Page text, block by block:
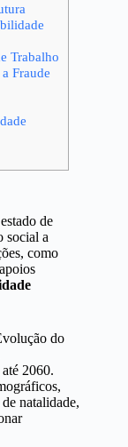
Trabalho
Fraude
de
social a
como
do
2060.
natalidade,